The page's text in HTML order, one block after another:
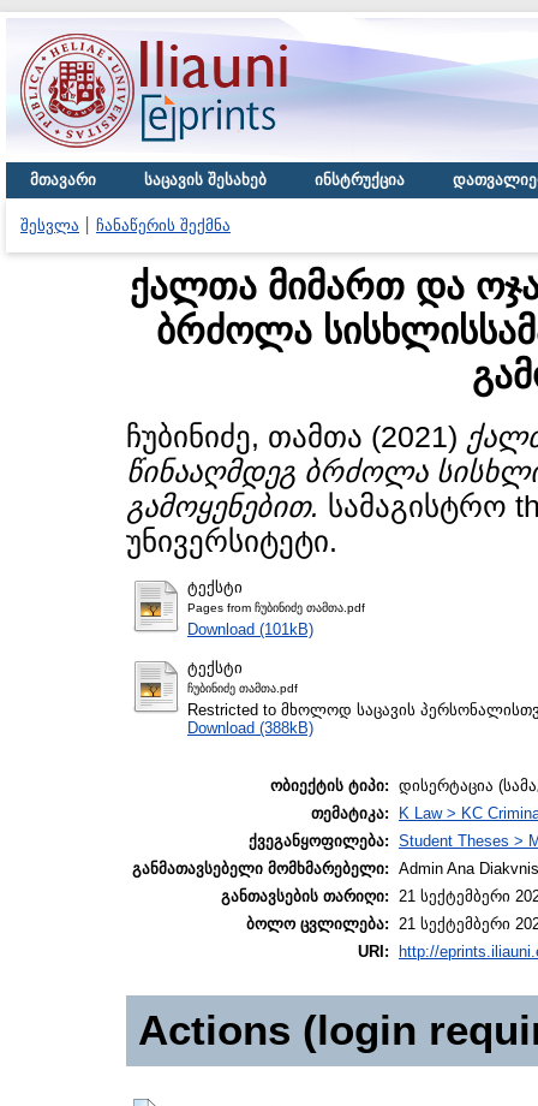
მთავარი საცავის შესახებ ინსტრუქცია
შესვლა ჩანაწერის შექმნა
ქალთა მიმართ და
ბრძოლა
ჩუბინიძე, თამთა (2021)
წინააღმდეგ ბრძოლა
გამოყენებით. სამაგისტრო
უნივერსიტეტი.
ტექსტი
Pages from ჩუბინიძე თამთა.pdf
Download (101kB)
ტექსტი
ჩუბინიძე თამთა.pdf
Restricted to მხოლოდ საცავის
Download (388kB)
ობიექტის ტიპი: დისერტაცია
თემატიკა:
K Law > KC
ქვეგანყოფილება: Student Theses >
განმათავსებელი მომხმარებელი: Admin Ana
განთავსების თარიღი: 21 სექტემბერი
ბოლო ცვლილება: 21 სექტემბერი
URI:
http://
Actions (login